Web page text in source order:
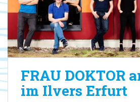
FRAU DOKTOR
im Ilvers Erfurt